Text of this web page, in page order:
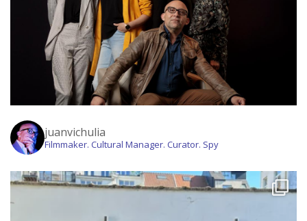
juanvichulia
Filmmaker. Cultural Manager. Curator. Spy